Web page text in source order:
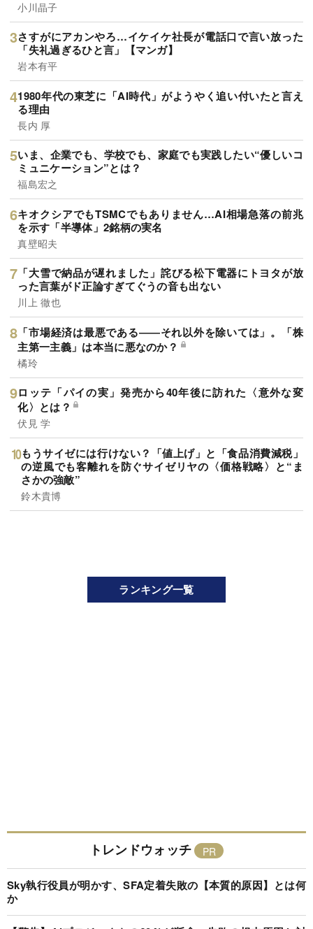
小川晶子
さすがにアカンやろ…イケイケ社長が電話口で言い放った
「失礼過ぎるひと言」【マンガ】
岩本有平
1980年代の東芝に「AI時代」がようやく追い付いたと言え
る理由
長内 厚
いま、企業でも、学校でも、家庭でも実践したい“優しいコ
ミュニケーション”とは？
福島宏之
キオクシアでもTSMCでもありません…AI相場急落の前兆
を示す「半導体」2銘柄の実名
真壁昭夫
「大雪で納品が遅れました」詫びる松下電器にトヨタが放
った言葉がド正論すぎてぐうの音も出ない
川上 徹也
「市場経済は最悪である――それ以外を除いては」。「株
主第一主義」は本当に悪なのか？
橘玲
ロッテ「パイの実」発売から40年後に訪れた〈意外な変
化〉とは？
伏見 学
もうサイゼには行けない？「値上げ」と「食品消費減税」
の逆風でも客離れを防ぐサイゼリヤの〈価格戦略〉と“ま
さかの強敵”
鈴木貴博
ランキング一覧
トレンドウォッチ
Sky執行役員が明かす、SFA定着失敗の【本質的原因】とは何
か